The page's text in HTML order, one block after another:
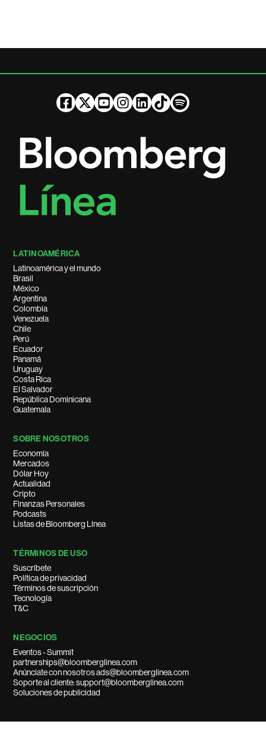
LATINOAMÉRICA
Latinoamérica y el mundo
Brasil
México
Argentina
Colombia
Venezuela
Chile
Perú
Ecuador
Panamá
Uruguay
Costa Rica
El Salvador
República Dominicana
Guatemala
SOBRE NOSOTROS
Economía
Mercados
Dólar Hoy
Actualidad
Cripto
Finanzas Personales
Podcasts
Listas de Bloomberg Línea
TÉRMINOS DE USO
Suscríbete
Política de privacidad
Términos de suscripción
Tecnología
T&C
NEGOCIOS
Eventos - Summit
partnerships@bloomberglinea.com
Anúnciate con nosotros ads@bloomberglinea.com
Soporte al cliente: support@bloomberglinea.com
Soluciones de publicidad